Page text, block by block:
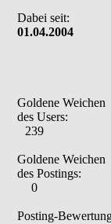
Dabei seit:
01.04.2004
Goldene Weichen
des Users:
239
Goldene Weichen
des Postings:
0
Posting-